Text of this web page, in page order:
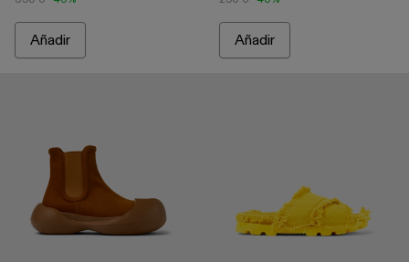
Añadir Añadir